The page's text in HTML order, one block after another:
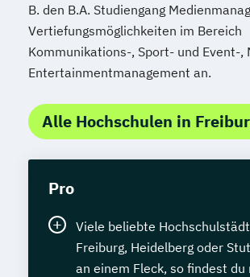
B. den B.A. Studiengang
Vertiefungsmöglichkeiten im Bereich
Kommunikations-, Sport- und Event-,
Entertainmentmanagement an.
Alle Hochschulen in
Pro
Viele beliebte
Freiburg, Heidelberg oder
an einem Fleck, so findest du